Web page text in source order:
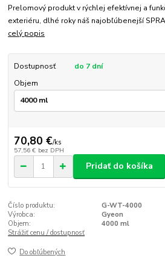
Prelomový produkt v rýchlej efektívnej a
exteriéru, dlhé roky náš najobľúbenejší
celý popis
Dostupnosť
do 7 dní
Objem
70,80 €/ks
57,56 € bez DPH
Pridať do košíka
Číslo produktu:
G-WT-4000
Výrobca:
Gyeon
Objem:
4000 ml
Strážiť cenu / dostupnosť
Do obľúbených